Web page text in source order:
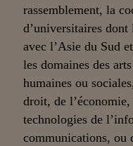
rassemblement, la
d’universitaires dont
avec l’Asie du Sud
les domaines des
humaines ou
droit, de
technologies de
communications, ou